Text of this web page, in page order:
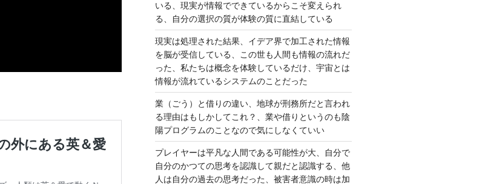
いる、現実が情報でできているからこそ変えられ
る、自分の選択の質が体験の質に直結している
現実は処理された結果、イデア界で加工された情報
を脳が受信している、この世も人間も情報の流れだ
った、私たちは概念を体験しているだけ、宇宙とは
情報が流れているシステムのことだった
業（ごう）と借りの違い、地球が刑務所だと言われ
る理由はもしかしてこれ？、業や借りというのも陰
陽プログラムのことなので気にしなくていい
プレイヤーは平凡な人間である可能性が大、自分で
自分のかつての思考を認識して親だと認識する、他
人は自分の過去の思考だった、被害者意識の時は加